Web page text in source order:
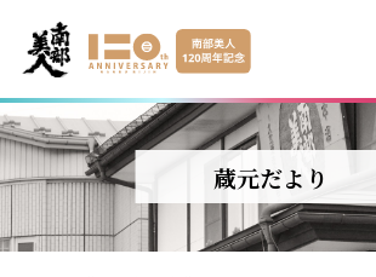
蔵元だより